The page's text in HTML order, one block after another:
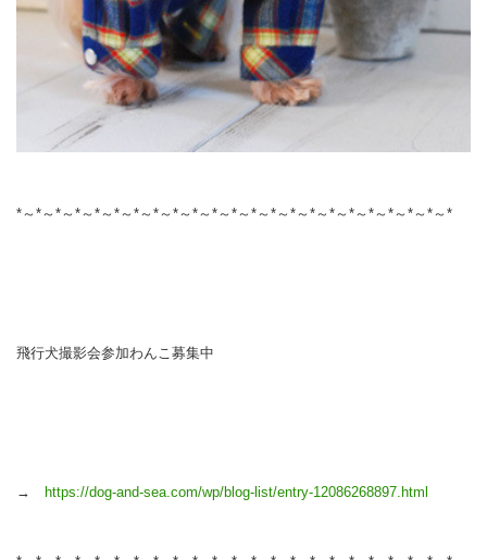
*～*～*～*～*～*～*～*～*～*～*～*～*～*～*～*～*～*～*～*～*～*～*
飛行犬撮影会参加わんこ募集中
→ https://dog-and-sea.com/wp/blog-list/entry-12086268897.html